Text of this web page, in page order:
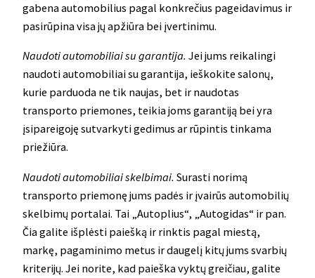
gabena automobilius pagal konkrečius pageidavimus ir
pasirūpina visa jų apžiūra bei įvertinimu.
Naudoti automobiliai su garantija. Jei jums reikalingi
naudoti automobiliai su garantija, ieškokite salonų,
kurie parduoda ne tik naujas, bet ir naudotas
transporto priemones, teikia joms garantiją bei yra
įsipareigoję sutvarkyti gedimus ar rūpintis tinkama
priežiūra.
Naudoti automobiliai skelbimai. Surasti norimą
transporto priemonę jums padės ir įvairūs automobilių
skelbimų portalai. Tai „Autoplius“, „Autogidas“ ir pan.
Čia galite išplėsti paiešką ir rinktis pagal miestą,
markę, pagaminimo metus ir daugelį kitų jums svarbių
kriterijų. Jei norite, kad paieška vyktų greičiau, galite